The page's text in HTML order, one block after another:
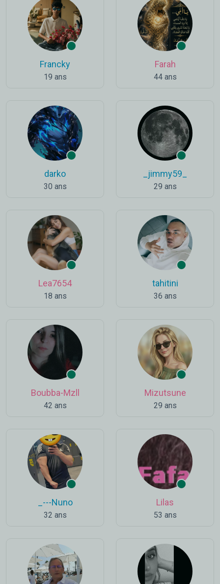
Francky
19 ans
Farah
44 ans
darko
30 ans
_jimmy59_
29 ans
Lea7654
18 ans
tahitini
36 ans
Boubba-Mzll
42 ans
Mizutsune
29 ans
_---Nuno
32 ans
Lilas
53 ans